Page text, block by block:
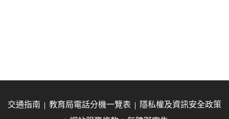
交通指南 教育局電話分機一覽表
隱私權及資訊安全政策